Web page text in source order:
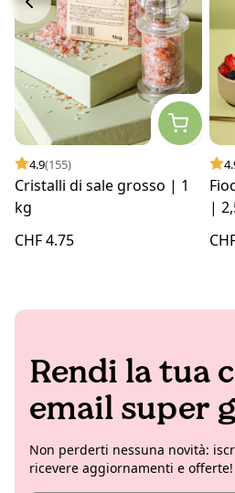
4.9(155)
Cristalli di sale grosso | 1
kg
CHF 4.75
|
Rendi la tua
email super
Non perderti nessuna novità:
ricevere aggiornamenti e offerte!